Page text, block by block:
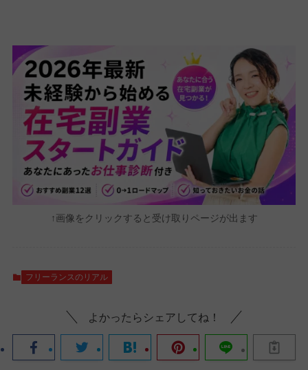
↑画像をクリックすると受け取りページが出ます
フリーランスのリアル
よかったらシェアしてね！